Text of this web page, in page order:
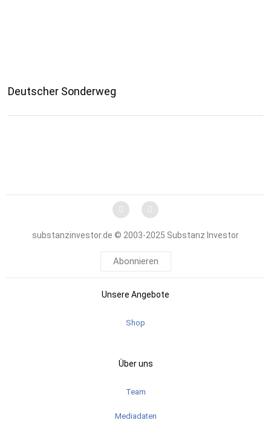
Deutscher Sonderweg
substanzinvestor.de © 2003-2025 Substanz Investor
Abonnieren
Unsere Angebote
Shop
Über uns
Team
Mediadaten